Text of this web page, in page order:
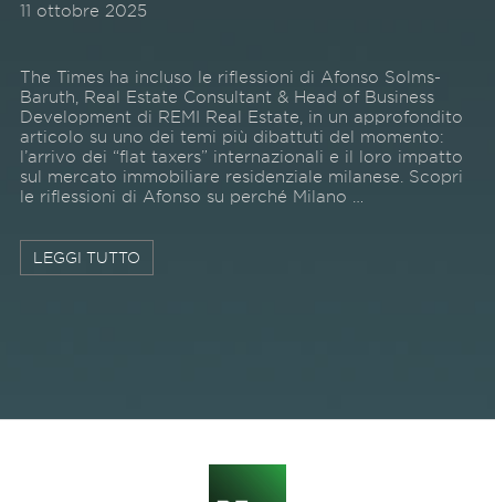
11 ottobre 2025
The Times ha incluso le riflessioni di Afonso Solms-
Baruth, Real Estate Consultant & Head of Business
Development di REMI Real Estate, in un approfondito
articolo su uno dei temi più dibattuti del momento:
l’arrivo dei “flat taxers” internazionali e il loro impatto
sul mercato immobiliare residenziale milanese. Scopri
le riflessioni di Afonso su perché Milano …
LEGGI TUTTO